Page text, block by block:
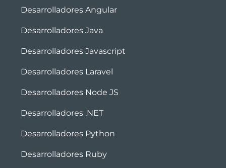
Desarrolladores Angular
Desarrolladores Java
Desarrolladores Javascript
Desarrolladores Laravel
Desarrolladores Node JS
Desarrolladores .NET
Desarrolladores Python
Desarrolladores Ruby